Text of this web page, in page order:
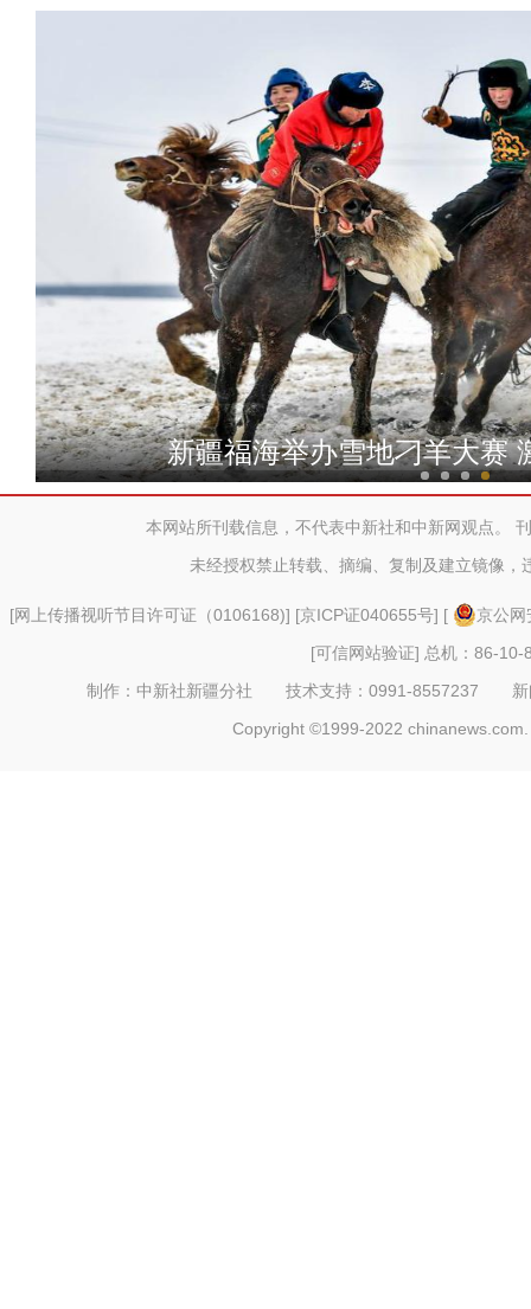
新疆：鹅喉羚漫步雪
新疆福海举办雪地刁羊大赛
本网站所刊载信息，不代表中新社和中新网观点。
未经授权禁止转载、摘编、复制及建立镜像，
[网上传播视听节目许可证（0106168)] [京ICP证040655号] [
京公
[可信网站验证] 总机：86-10-
制作：中新社新疆分社 技术支持：0991-8557237
Copyright ©1999-2022